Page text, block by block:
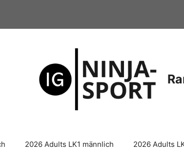
2026 Adults LK1 männlich 2026 Adults